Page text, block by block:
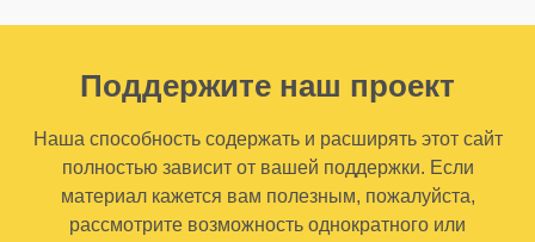
Поддержите наш проект
Наша способность содержать и расширять этот сайт
полностью зависит от вашей поддержки. Если
материал кажется вам полезным, пожалуйста,
рассмотрите возможность однократного или